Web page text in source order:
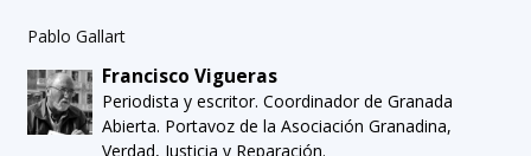
Pablo Gallart
Francisco Vigueras
Periodista y escritor. Coordinador de Granada
Abierta. Portavoz de la Asociación Granadina,
Verdad, Justicia y Reparación.